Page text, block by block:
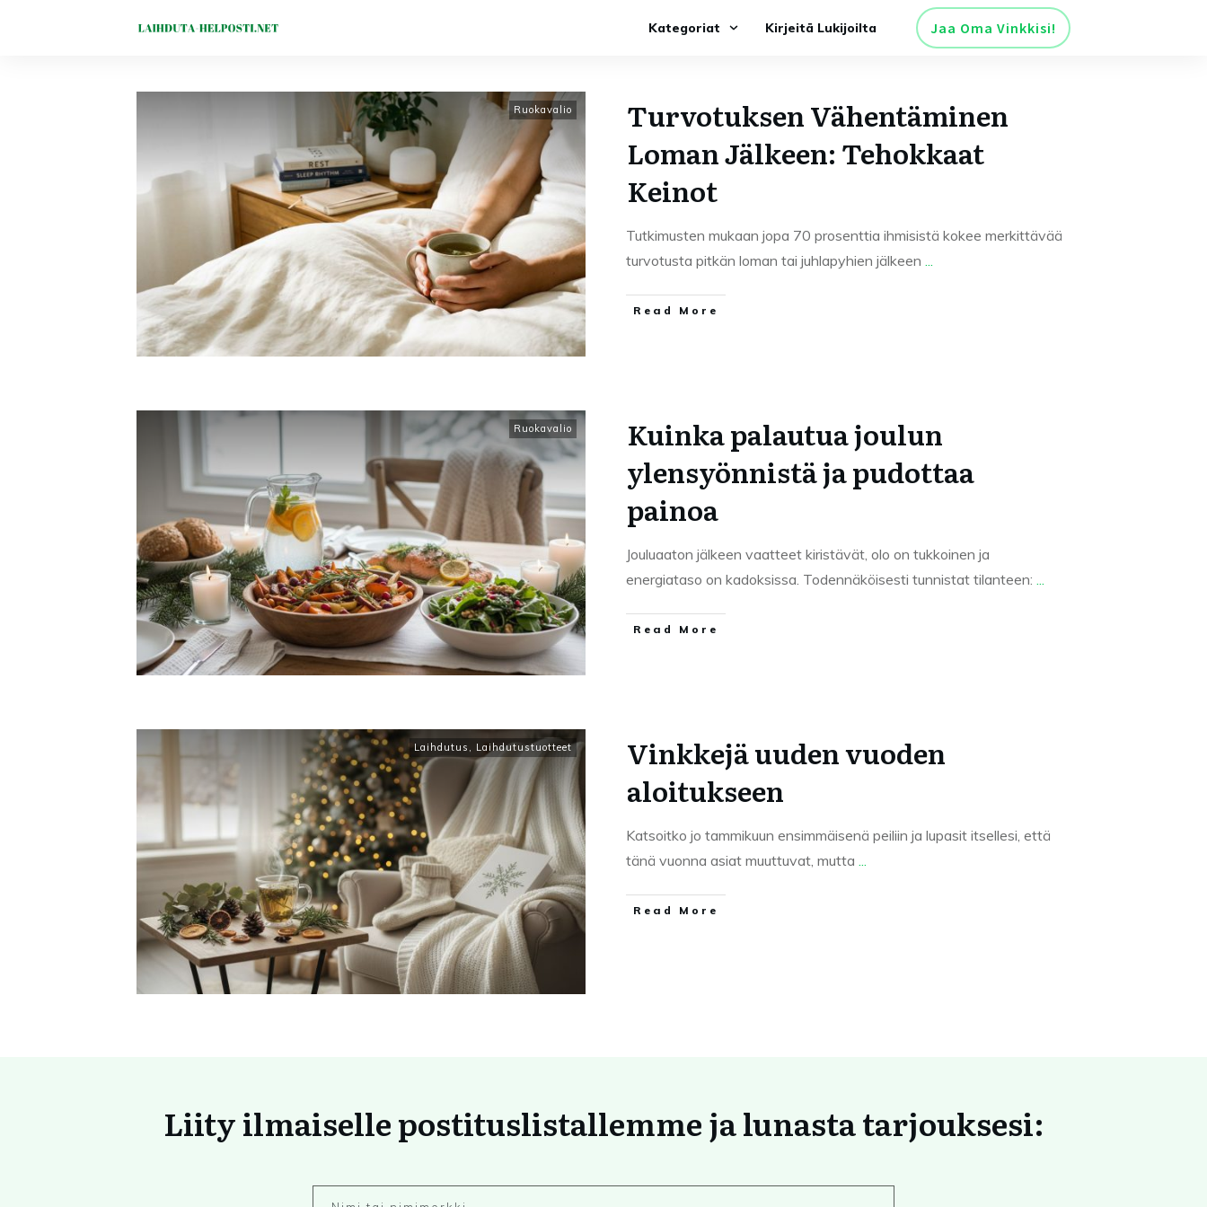
Kategoriat Kirjeitä Lukijoilta Jaa Oma Vinkkisi!
Ruokavalio
Turvotuksen Vähentäminen
Loman Jälkeen: Tehokkaat
Keinot
Tutkimusten mukaan jopa 70 prosenttia ihmisistä kokee merkittävää
turvotusta pitkän loman tai juhlapyhien jälkeen ...
Read More
Ruokavalio
Kuinka palautua joulun
ylensyönnistä ja pudottaa
painoa
Jouluaaton jälkeen vaatteet kiristävät, olo on tukkoinen ja
energiataso on kadoksissa. Todennäköisesti tunnistat tilanteen: ...
Read More
Laihdutus , Laihdutustuotteet
Vinkkejä uuden vuoden
aloitukseen
Katsoitko jo tammikuun ensimmäisenä peiliin ja lupasit itsellesi, että
tänä vuonna asiat muuttuvat, mutta ...
Read More
Liity ilmaiselle postituslistallemme ja lunasta tarjouksesi: